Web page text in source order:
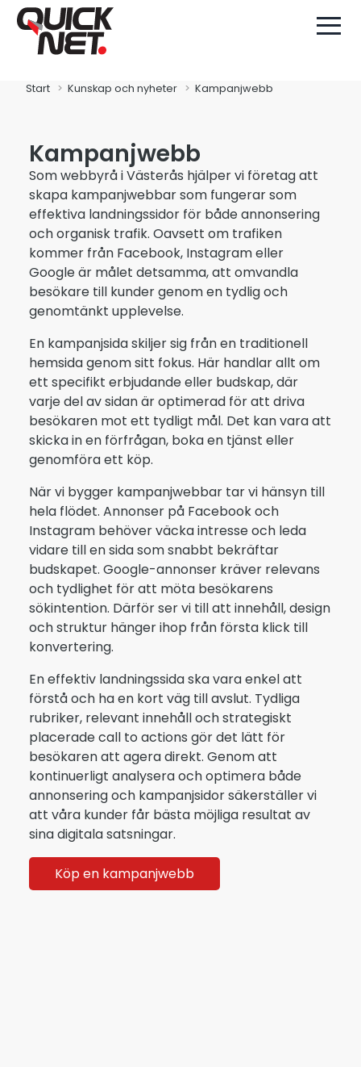
Start Kunskap och nyheter Kampanjwebb
Kampanjwebb
Som webbyrå i Västerås hjälper vi företag att
skapa kampanjwebbar som fungerar som
effektiva landningssidor för både annonsering
och organisk trafik. Oavsett om trafiken
kommer från Facebook, Instagram eller
Google är målet detsamma, att omvandla
besökare till kunder genom en tydlig och
genomtänkt upplevelse.
En kampanjsida skiljer sig från en traditionell
hemsida genom sitt fokus. Här handlar allt om
ett specifikt erbjudande eller budskap, där
varje del av sidan är optimerad för att driva
besökaren mot ett tydligt mål. Det kan vara att
skicka in en förfrågan, boka en tjänst eller
genomföra ett köp.
När vi bygger kampanjwebbar tar vi hänsyn till
hela flödet. Annonser på Facebook och
Instagram behöver väcka intresse och leda
vidare till en sida som snabbt bekräftar
budskapet. Google-annonser kräver relevans
och tydlighet för att möta besökarens
sökintention. Därför ser vi till att innehåll, design
och struktur hänger ihop från första klick till
konvertering.
En effektiv landningssida ska vara enkel att
förstå och ha en kort väg till avslut. Tydliga
rubriker, relevant innehåll och strategiskt
placerade call to actions gör det lätt för
besökaren att agera direkt. Genom att
kontinuerligt analysera och optimera både
annonsering och kampanjsidor säkerställer vi
att våra kunder får bästa möjliga resultat av
sina digitala satsningar.
Köp en kampanjwebb